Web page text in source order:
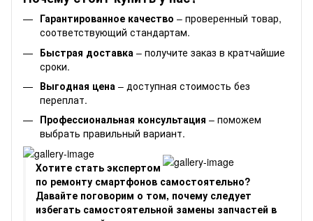
Гарантированное качество – проверенный товар,
соответствующий стандартам.
Быстрая доставка – получите заказ в кратчайшие
сроки.
Выгодная цена – доступная стоимость без
переплат.
Профессиональная консультация – поможем
выбрать правильный вариант.
Хотите стать экспертом
по ремонту смартфонов самостоятельно?
Давайте поговорим о том, почему следует
избегать самостоятельной замены запчастей в